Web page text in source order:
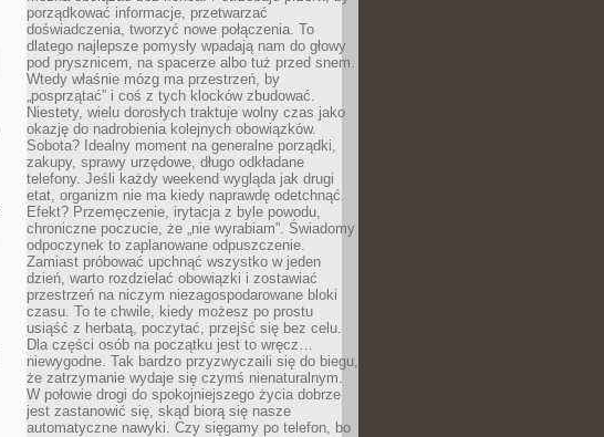
porządkować informacje, przetwarzać
doświadczenia, tworzyć nowe połączenia. To
dlatego najlepsze pomysły wpadają nam do głowy
pod prysznicem, na spacerze albo tuż przed snem.
Wtedy właśnie mózg ma przestrzeń, by
„posprzątać” i coś z tych klocków zbudować.
Niestety, wielu dorosłych traktuje wolny czas jako
okazję do nadrobienia kolejnych obowiązków.
Sobota? Idealny moment na generalne porządki,
zakupy, sprawy urzędowe, długo odkładane
telefony. Jeśli każdy weekend wygląda jak drugi
etat, organizm nie ma kiedy naprawdę odetchnąć.
Efekt? Przemęczenie, irytacja z byle powodu,
chroniczne poczucie, że „nie wyrabiam”. Świadomy
odpoczynek to zaplanowane odpuszczenie.
Zamiast próbować upchnąć wszystko w jeden
dzień, warto rozdzielać obowiązki i zostawiać
przestrzeń na niczym niezagospodarowane bloki
czasu. To te chwile, kiedy możesz po prostu
usiąść z herbatą, poczytać, przejść się bez celu.
Dla części osób na początku jest to wręcz…
niewygodne. Tak bardzo przyzwyczaili się do biegu,
że zatrzymanie wydaje się czymś nienaturalnym.
W połowie drogi do spokojniejszego życia dobrze
jest zastanowić się, skąd biorą się nasze
automatyczne nawyki. Czy sięgamy po telefon, bo